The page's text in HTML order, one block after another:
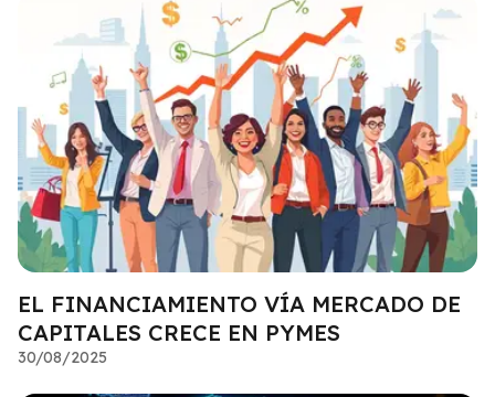
EL FINANCIAMIENTO VÍA MERCADO DE
CAPITALES CRECE EN PYMES
30/08/2025